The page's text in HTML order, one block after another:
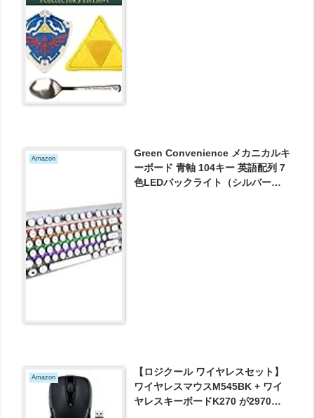
Amazon
Green Convenience メカニカルキ
ーボード 青軸 104キー 英語配列 7
色LEDバックライト（シルバー）
Amazon
【ロジクール ワイヤレスセット】
ワイヤレスマウスM545BK + ワイ
ヤレスキーボードK270 が2970円